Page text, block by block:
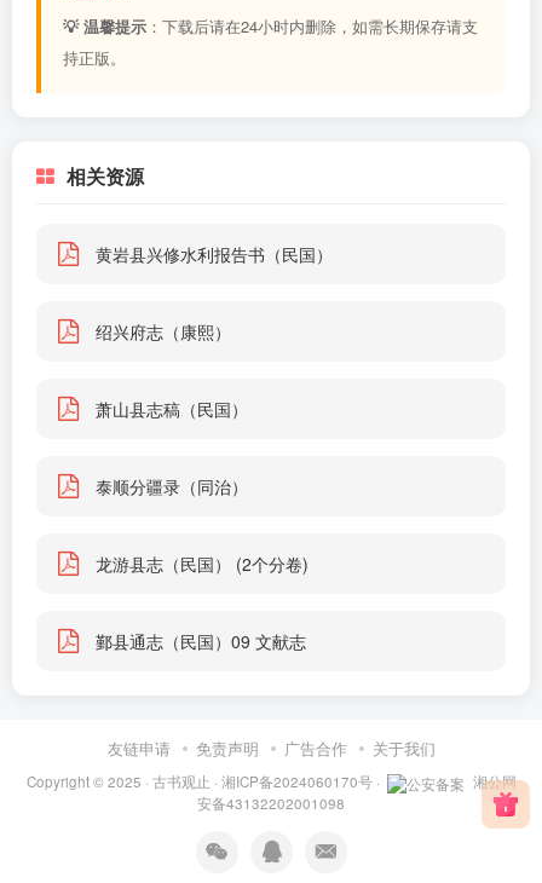
💡 温馨提示 ：下载后请在24小时内删除，如需长期保存请支
持正版。
相关资源
黄岩县兴修水利报告书（民国）
绍兴府志（康熙）
萧山县志稿（民国）
泰顺分疆录（同治）
龙游县志（民国） (2个分卷)
鄞县通志（民国）09 文献志
友链申请 免责声明 广告合作 关于我们
Copyright © 2025 · 古书观止 · 湘ICP备2024060170号·
湘公网
安备43132202001098